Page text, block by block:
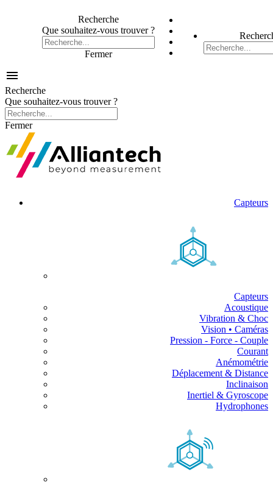
Recherche
Que souhaitez-vous trouver ?
Fermer

Recherche
Que souhaitez-vous trouver ?
Fermer
Capteurs
Capteurs
Acoustique
Vibration & Choc
Vision • Caméras
Pression - Force - Couple
Courant
Anémométrie
Déplacement & Distance
Inclinaison
Inertiel & Gyroscope
Hydrophones